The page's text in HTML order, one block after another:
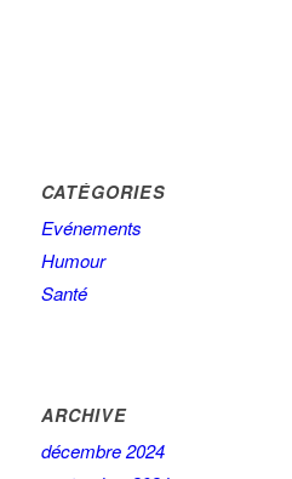
CATÉGORIES
Evénements
Humour
Santé
ARCHIVE
décembre 2024